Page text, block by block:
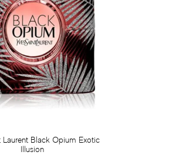
Laurent Black Opium Exotic
Illusion